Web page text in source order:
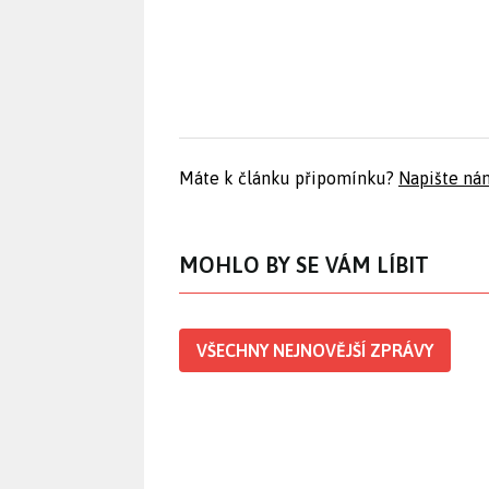
Máte k článku připomínku? Napište
MOHLO BY SE VÁM LÍBIT
VŠECHNY NEJNOVĚJŠÍ ZPRÁVY